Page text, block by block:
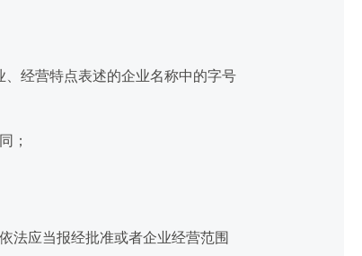
经营特点表述的企业名称中的字号
；
应当报经批准或者企业经营范围